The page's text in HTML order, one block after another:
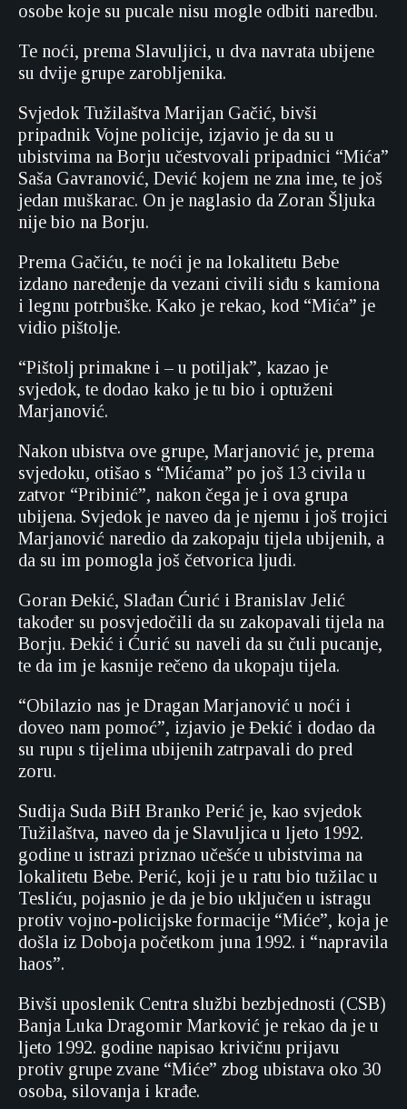
osobe koje su pucale nisu mogle odbiti naredbu.
Te noći, prema Slavuljici, u dva navrata ubijene
su dvije grupe zarobljenika.
Svjedok Tužilaštva Marijan Gačić, bivši
pripadnik Vojne policije, izjavio je da su u
ubistvima na Borju učestvovali pripadnici “Mića”
Saša Gavranović, Dević kojem ne zna ime, te još
jedan muškarac. On je naglasio da Zoran Šljuka
nije bio na Borju.
Prema Gačiću, te noći je na lokalitetu Bebe
izdano naređenje da vezani civili siđu s kamiona
i legnu potrbuške. Kako je rekao, kod “Mića” je
vidio pištolje.
“Pištolj primakne i – u potiljak”, kazao je
svjedok, te dodao kako je tu bio i optuženi
Marjanović.
Nakon ubistva ove grupe, Marjanović je, prema
svjedoku, otišao s “Mićama” po još 13 civila u
zatvor “Pribinić”, nakon čega je i ova grupa
ubijena. Svjedok je naveo da je njemu i još trojici
Marjanović naredio da zakopaju tijela ubijenih, a
da su im pomogla još četvorica ljudi.
Goran Đekić, Slađan Ćurić i Branislav Jelić
također su posvjedočili da su zakopavali tijela na
Borju. Đekić i Ćurić su naveli da su čuli pucanje,
te da im je kasnije rečeno da ukopaju tijela.
“Obilazio nas je Dragan Marjanović u noći i
doveo nam pomoć”, izjavio je Đekić i dodao da
su rupu s tijelima ubijenih zatrpavali do pred
zoru.
Sudija Suda BiH Branko Perić je, kao svjedok
Tužilaštva, naveo da je Slavuljica u ljeto 1992.
godine u istrazi priznao učešće u ubistvima na
lokalitetu Bebe. Perić, koji je u ratu bio tužilac u
Tesliću, pojasnio je da je bio uključen u istragu
protiv vojno-policijske formacije “Miće”, koja je
došla iz Doboja početkom juna 1992. i “napravila
haos”.
Bivši uposlenik Centra službi bezbjednosti (CSB)
Banja Luka Dragomir Marković je rekao da je u
ljeto 1992. godine napisao krivičnu prijavu
protiv grupe zvane “Miće” zbog ubistava oko 30
osoba, silovanja i krađe.